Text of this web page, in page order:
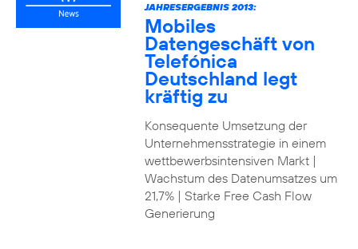
JAHRESERGEBNIS 2013:
Mobiles
Datengeschäft von
Telefónica
Deutschland legt
kräftig zu
Konsequente Umsetzung der
Unternehmensstrategie in einem
wettbewerbsintensiven Markt |
Wachstum des Datenumsatzes um
21,7% | Starke Free Cash Flow
Generierung